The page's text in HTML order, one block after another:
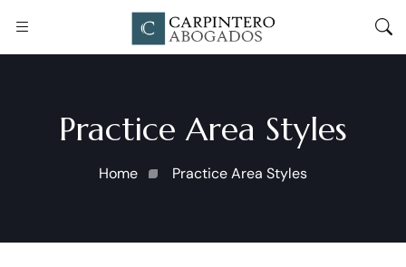
Practice Area Styles
Home Practice Area Styles